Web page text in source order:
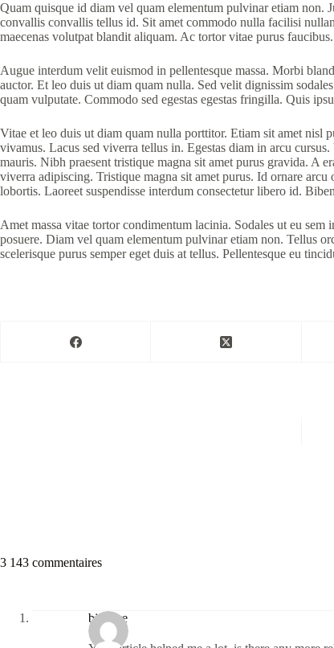
Quam quisque id diam vel quam elementum pulvinar etiam non.
convallis convallis tellus id. Sit amet commodo nulla facilisi
maecenas volutpat blandit aliquam. Ac tortor vitae purus
Augue interdum velit euismod in pellentesque massa. Morbi
auctor. Et leo duis ut diam quam nulla. Sed velit dignissim
quam vulputate. Commodo sed egestas egestas fringilla. Quis
Vitae et leo duis ut diam quam nulla porttitor. Etiam sit amet nisl
vivamus. Lacus sed viverra tellus in. Egestas diam in arcu
mauris. Nibh praesent tristique magna sit amet purus gravida. A
viverra adipiscing. Tristique magna sit amet purus. Id ornare
lobortis. Laoreet suspendisse interdum consectetur libero id.
Amet massa vitae tortor condimentum lacinia. Sodales ut eu
posuere. Diam vel quam elementum pulvinar etiam non. Tellus
scelerisque purus semper eget duis at tellus. Pellentesque eu
3 143 commentaires
binance